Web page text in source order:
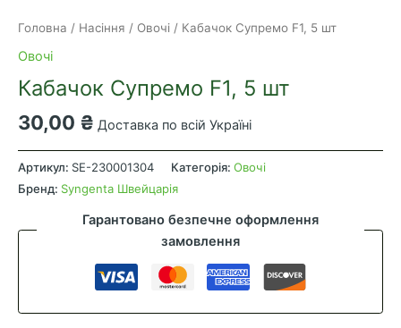
Головна / Насіння / Овочі / Кабачок Супремо F1, 5 шт
Овочі
Кабачок Супремо F1, 5 шт
30,00 ₴ Доставка по всій Україні
Кабачок
Супремо
F1,
шт
Артикул: SE-230001304 Категорія: Овочі
Бренд: Syngenta Швейцарія
Гарантовано безпечне оформлення
замовлення